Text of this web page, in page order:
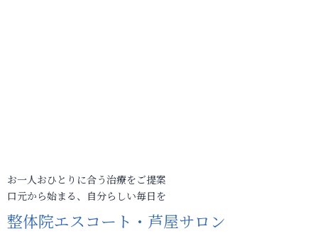
お一人おひとりに合う治療をご提案
口元から始まる、自分らしい毎日を
整体院エスコート・芦屋サロン